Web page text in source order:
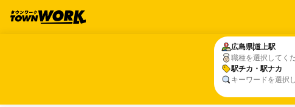
広島県道上駅
職種を選択してく
駅チカ・駅ナカ
キーワードを選択
広島県道上駅
駅チカ・駅ナカ